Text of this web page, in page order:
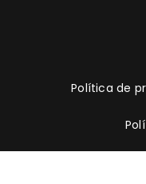
Política de